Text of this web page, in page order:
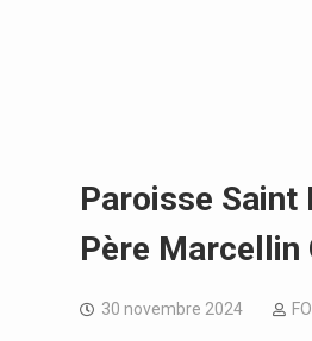
Paroisse Saint
Père Marcellin
30 novembre 2024